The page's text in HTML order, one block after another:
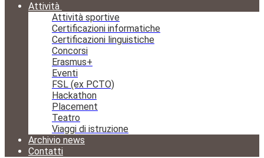
Attività
Attività sportive
Certificazioni informatiche
Certificazioni linguistiche
Concorsi
Erasmus+
Eventi
FSL (ex PCTO)
Hackathon
Placement
Teatro
Viaggi di istruzione
Archivio news
Contatti